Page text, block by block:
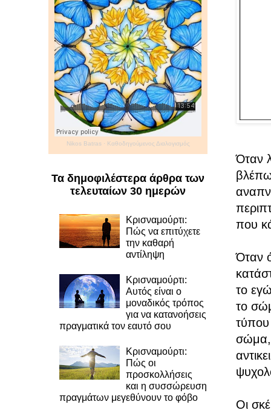
Όταν
που
Όταν
το
το
σώμα,
Οι
Nikos Batras· Καθοδηγούμενος Διαλογισμός
Τα δημοφιλέστερα άρθρα των
τελευταίων 30 ημερών
Κρισναμούρτι:
Πώς να επιτύχετε
την καθαρή
αντίληψη
Κρισναμούρτι:
Αυτός είναι ο
μοναδικός τρόπος
για να κατανοήσεις
πραγματικά τον εαυτό σου
Κρισναμούρτι:
Πώς οι
προσκολλήσεις
και η συσσώρευση
πραγμάτων μεγεθύνουν το φόβο